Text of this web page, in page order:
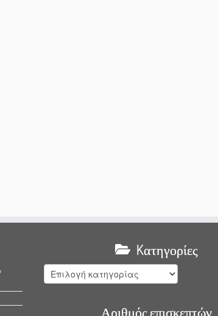
Kατηγορίες
Kατηγορίες
Αριθμός επισκεπτών